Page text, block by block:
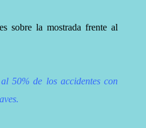
sobre la mostrada frente al
50% de los accidentes con